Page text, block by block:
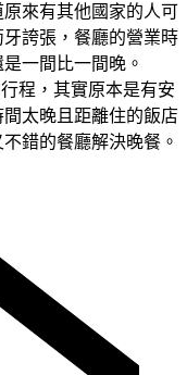
來有其他國家的人可
誇張，餐廳的營業時
一間比一間晚。
程，其實原本是有安
太晚且距離住的飯店
錯的餐廳解決晚餐。